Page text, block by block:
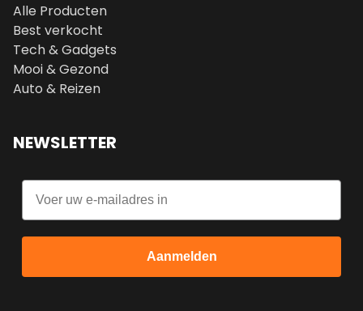
Alle Producten
Best verkocht
Tech & Gadgets
Mooi & Gezond
Auto & Reizen
NEWSLETTER
Email
Aanmelden